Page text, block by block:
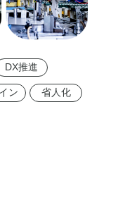
DX推進
ン 省人化